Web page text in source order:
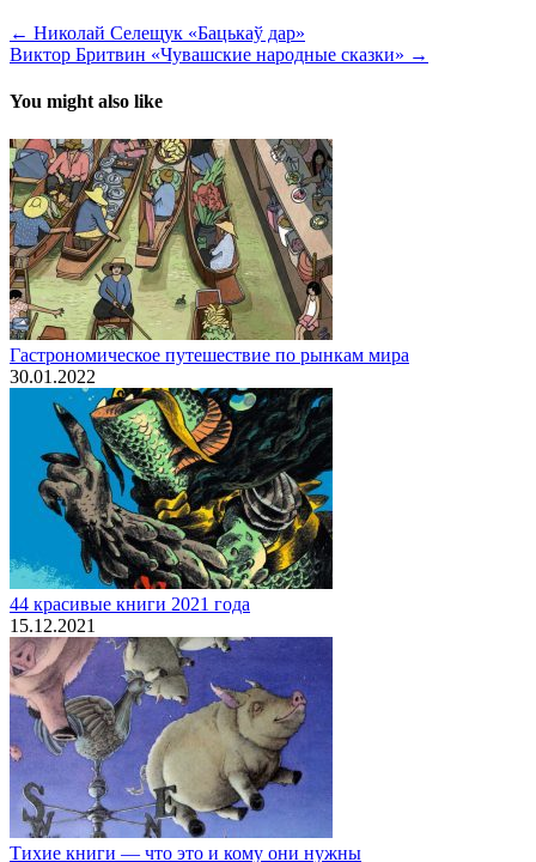
← Николай Селещук «Бацькаў дар»
Виктор Бритвин «Чувашские народные сказки» →
You might also like
Гастрономическое путешествие по рынкам мира
30.01.2022
44 красивые книги 2021 года
15.12.2021
Тихие книги — что это и кому они нужны